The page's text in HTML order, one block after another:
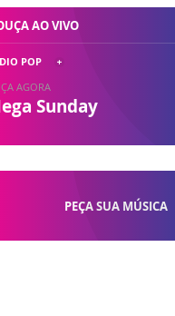
PEÇA SUA MÚSICA
AO VIVO
POP
AGORA
Sunday